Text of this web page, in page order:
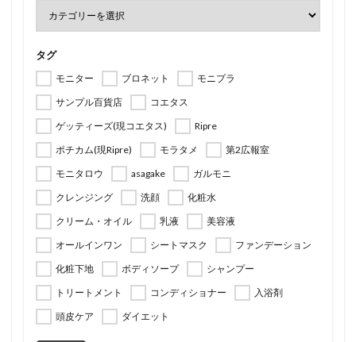
タグ
モニター ブロネット
モニプラ
サンプル百貨店
コエタス
ゲッティーズ(現コエタス)
Ripre
ポチカム(現Ripre)
モラタメ
第2広報室
モニタロウ
asagake
ガルモニ
クレンジング
洗顔
化粧水
クリーム・オイル
乳液
美容液
オールインワン
シートマスク
ファンデーション
化粧下地
ボディソープ
シャンプー
トリートメント
コンディショナー
入浴剤
頭皮ケア
ダイエット